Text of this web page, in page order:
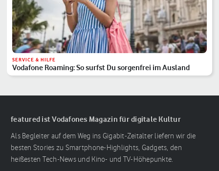
SERVICE & HILFE
Vodafone Roaming: So surfst Du sorgenfrei im Ausland
featured ist Vodafones Magazin für digitale Kultur
Als Begleiter auf dem Weg ins Gigabit-Zeitalter liefern wir die
besten Stories zu Smartphone-Highlights, Gadgets, den
heißesten Tech-News und Kino- und TV-Höhepunkte.